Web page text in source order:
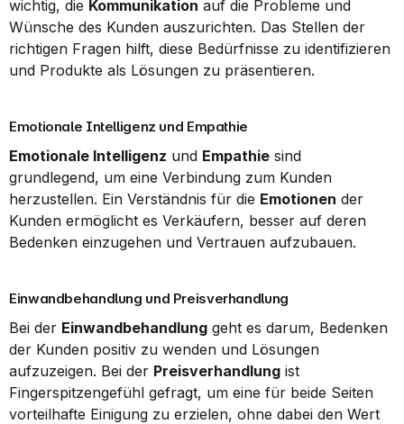
wichtig, die Kommunikation auf die Probleme und
Wünsche des Kunden auszurichten. Das Stellen der
richtigen Fragen hilft, diese Bedürfnisse zu identifizieren
und Produkte als Lösungen zu präsentieren.
Emotionale Intelligenz und Empathie
Emotionale Intelligenz und Empathie sind
grundlegend, um eine Verbindung zum Kunden
herzustellen. Ein Verständnis für die Emotionen der
Kunden ermöglicht es Verkäufern, besser auf deren
Bedenken einzugehen und Vertrauen aufzubauen.
Einwandbehandlung und Preisverhandlung
Bei der Einwandbehandlung geht es darum, Bedenken
der Kunden positiv zu wenden und Lösungen
aufzuzeigen. Bei der Preisverhandlung ist
Fingerspitzengefühl gefragt, um eine für beide Seiten
vorteilhafte Einigung zu erzielen, ohne dabei den Wert